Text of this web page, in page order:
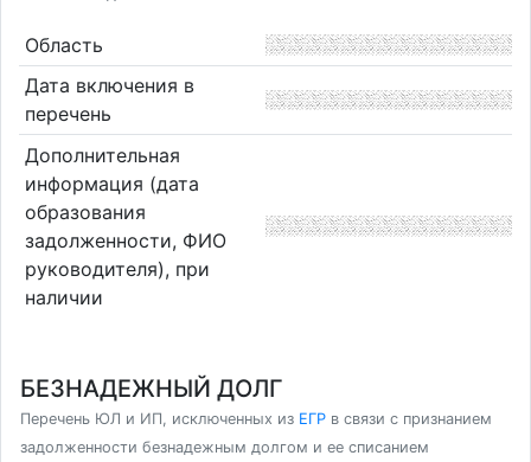
Область
Дата включения в
перечень
Дополнительная
информация (дата
образования
задолженности, ФИО
руководителя), при
наличии
БЕЗНАДЕЖНЫЙ ДОЛГ
Перечень ЮЛ и ИП, исключенных из ЕГР в связи с признанием
задолженности безнадежным долгом и ее списанием